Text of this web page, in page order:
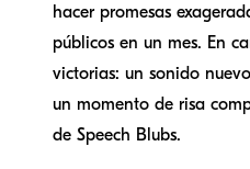
hacer promesas
públicos en un mes. En
victorias: un sonido
un momento de risa
de Speech Blubs.